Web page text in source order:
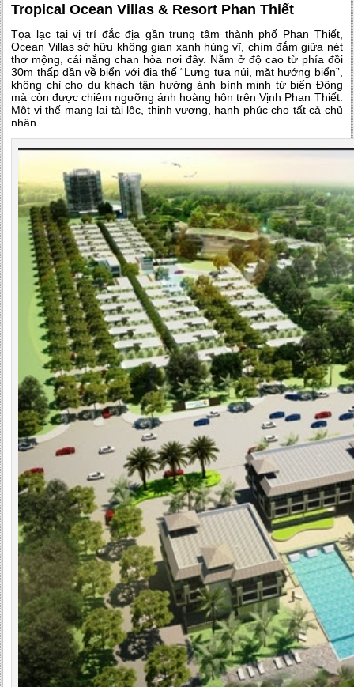
Tropical Ocean Villas & Resort Phan Thiết
Tọa lạc tại vị trí đắc địa gần trung tâm thành phố Phan Thiết,
Ocean Villas sở hữu không gian xanh hùng vĩ, chìm đắm giữa nét
thơ mộng, cái nắng chan hòa nơi đây. Nằm ở độ cao từ phía đồi
30m thấp dần về biển với địa thế “Lưng tựa núi, mặt hướng biển”,
không chỉ cho du khách tận hưởng ánh bình minh từ biển Đông
mà còn được chiêm ngưỡng ánh hoàng hôn trên Vịnh Phan Thiết.
Một vị thế mang lại tài lộc, thịnh vượng, hạnh phúc cho tất cả chủ
nhân.